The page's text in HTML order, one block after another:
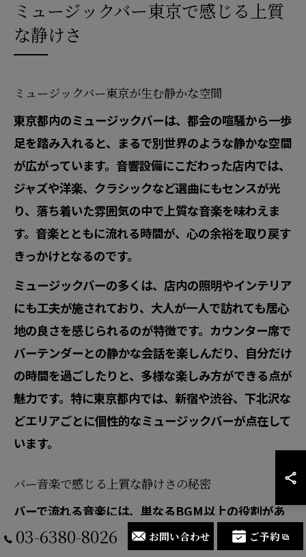
ミュージックバー東京で感じる上質
な静けさ
ミュージックバー東京が生む静かな空間
東京都内のミュージックバーは、都会の喧騒から一歩
足を踏み入れると、まるで別世界のような静かな空間
が広がっています。音響設備にこだわった店内では、
ジャズや洋楽、クラシックなど選曲にもセンスが光
り、落ち着いた雰囲気の中で上質な音楽を味わえま
す。音楽とともに流れる時間が、心の余裕を取り戻す
きっかけとなるのです。
ミュージックバーの多くは、店内の照明やインテリア
にも工夫が施されており、大人が一人で訪れても居心
地の良さを感じられるのが特徴です。カウンター席で
バーテンダーとの静かな会話を楽しんだり、自分だけ
の時間を過ごしたりと、多様な楽しみ方ができる点が
魅力です。特に東京都内では、新宿や渋谷、下北沢な
どエリアごとに個性的なミュージックバーが点在して
います。
バー音楽で感じる上質な静けさの秘密
バーで流れる音楽には、単なるBGM以上の役割があ
ります。厳選された音楽は、会話や思索の邪魔をせ
03-6380-8026 お問い合わせ ご予約